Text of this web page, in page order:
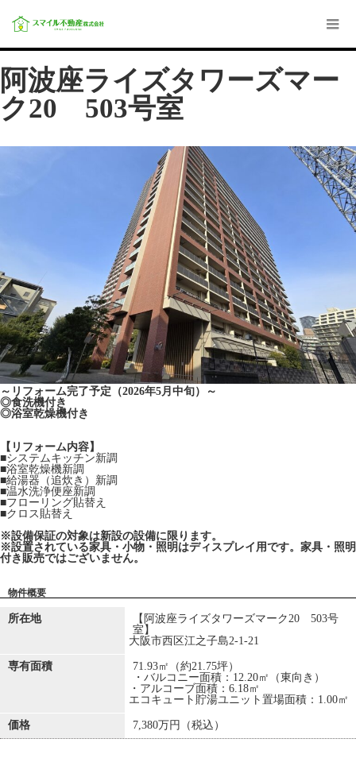
阿波座ライズタワーズマー
ク20 503号室
～リフォーム完了予定（2026年5月中旬）～
◎食洗機付き
◎浴室乾燥機付き
【リフォーム内容】
■システムキッチン新調
■浴室乾燥機新調
■給湯器（追炊き）新調
■温水洗浄便座新調
■フローリング貼替え
■クロス貼替え
※設備保証の対象は新設の設備に限ります。
※設置されている家具・小物・照明はディスプレイ用です。家具・照明
付き販売ではございません。
物件概要
所在地
【阿波座ライズタワーズマーク20 503号
室】
大阪市西区江之子島2-1-21
専有面積
71.93㎡（約21.75坪）
・バルコニー面積：12.20㎡（東向き）
・アルコーブ面積：6.18㎡
エコキュート貯湯ユニット置場面積：1.00㎡
価格 7,380万円（税込）